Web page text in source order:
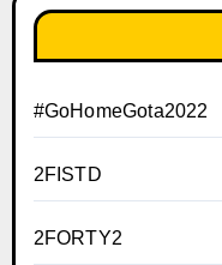
#GoHomeGota2022
2FISTD
2FORTY2